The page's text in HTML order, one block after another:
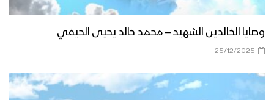
وصايا الخالدين الشهيد – محمد خالد يحيى الحيفي
25/12/2025